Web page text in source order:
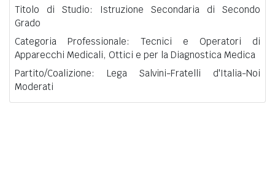
Titolo di Studio: Istruzione Secondaria di Secondo
Grado
Categoria Professionale: Tecnici e Operatori di
Apparecchi Medicali, Ottici e per la Diagnostica Medica
Partito/Coalizione: Lega Salvini-Fratelli d'Italia-Noi
Moderati